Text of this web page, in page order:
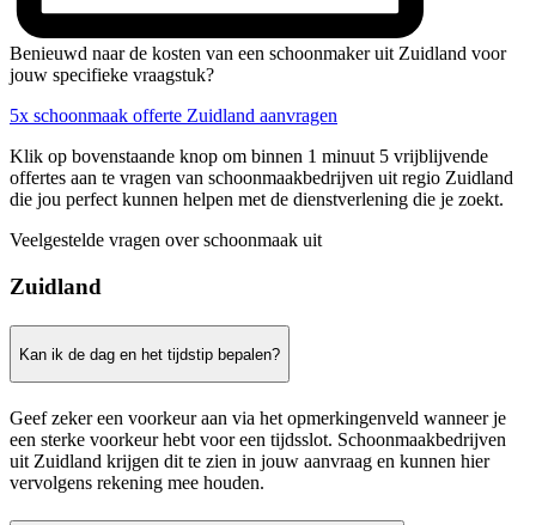
Benieuwd naar de kosten van een schoonmaker uit Zuidland voor
jouw specifieke vraagstuk?
5x schoonmaak offerte Zuidland aanvragen
Klik op bovenstaande knop om binnen 1 minuut 5 vrijblijvende
offertes aan te vragen van schoonmaakbedrijven uit regio Zuidland
die jou perfect kunnen helpen met de dienstverlening die je zoekt.
Veelgestelde vragen over schoonmaak uit
Zuidland
Kan ik de dag en het tijdstip bepalen?
Geef zeker een voorkeur aan via het opmerkingenveld wanneer je
een sterke voorkeur hebt voor een tijdsslot. Schoonmaakbedrijven
uit Zuidland krijgen dit te zien in jouw aanvraag en kunnen hier
vervolgens rekening mee houden.